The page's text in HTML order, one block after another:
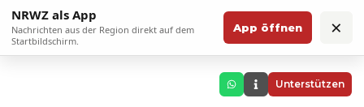
NRWZ als App
Nachrichten aus der Region direkt auf dem
Startbildschirm.
App öffnen ×
Unterstützen